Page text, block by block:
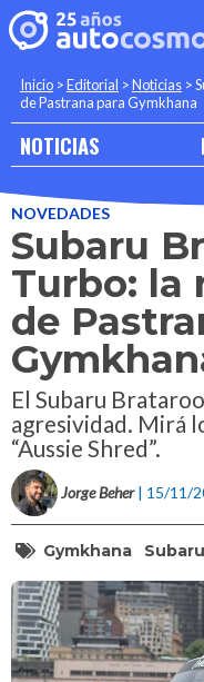
Inicio >Editorial >Noticias >
de Pastrana para Gymkhana
NOTICIAS
NOVEDADES
Subaru
Turbo: la
de
El Subaru
agresividad. Mirá
“Aussie Shred”.
Jorge Beher | 15/11/
Gymkhana Subaru